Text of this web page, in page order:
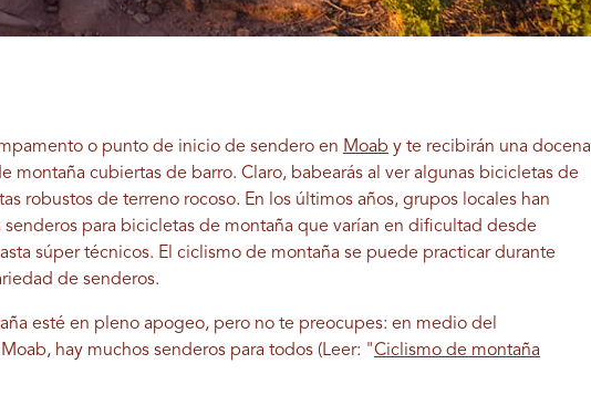
o punto de inicio de sendero en Moab y te recibirán una docena
montaña cubiertas de barro. Claro, babearás al ver algunas bicicletas de
robustos de terreno rocoso. En los últimos años, grupos locales han
para bicicletas de montaña que varían en dificultad desde
súper técnicos. El ciclismo de montaña se puede practicar durante
de senderos.
esté en pleno apogeo, pero no te preocupes: en medio del
hay muchos senderos para todos (Leer: "Ciclismo de montaña